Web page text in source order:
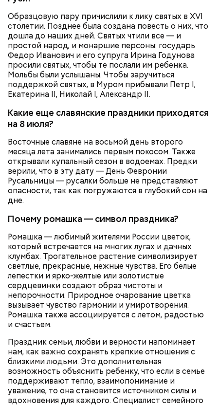
Образцовую пару причислили к лику святых в XVI
столетии. Позднее была создана повесть о них, что
дошла до наших дней. Святых чтили все — и
простой народ, и монаршие персоны: государь
Федор Иванович и его супруга Ирина Годунова
просили святых, чтобы те послали им ребенка.
Мольбы были услышаны. Чтобы заручиться
поддержкой святых, в Муром прибывали Петр I,
Екатерина II, Николай I, Александр II.
Какие еще славянские праздники приходятся
на 8 июля?
Восточные славяне на восьмой день второго
месяца лета занимались первым покосом. Также
открывали купальный сезон в водоемах. Предки
верили, что в эту дату — День Февронии
Русальницы — русалки больше не представляют
опасности, так как погружаются в глубокий сон на
дне.
Почему ромашка — символ праздника?
Ромашка — любимый жителями России цветок,
который встречается на многих лугах и дачных
клумбах. Трогательное растение символизирует
светлые, прекрасные, нежные чувства. Его белые
лепестки и ярко-желтые или золотистые
сердцевинки создают образ чистоты и
непорочности. Природное очарование цветка
вызывает чувство гармонии и умиротворения.
Ромашка также ассоциируется с летом, радостью
и счастьем.
Праздник семьи, любви и верности напоминает
нам, как важно сохранять крепкие отношения с
близкими людьми. Это дополнительная
возможность объяснить ребенку, что если в семье
поддерживают тепло, взаимопонимание и
уважение, то она становится источником силы и
вдохновения для каждого. Специалист семейного
Поляков предупредил: не стоит собирать грибы у
обочин дорог или рядом с промышленными
предприятиями, так как они могут накапливать в
себе токсические вещества.
воспаление: диетолог Писарева
— Лисички можно употреблять в различном виде:
жареном, вареном, тушеном, сушеном и соленом.
Однако с точки зрения пользы лучше отдать
предпочтение маринованным, соленым и тушеным
вариациям, — посоветовал эндокринолог.
А в лесах Шатурского округа Московской области
грибники все чаще стали находить мутинус
Равенеля. Это гриб, который также известен как
сморчок вонючий или веселка вонючая. Мутинус
Равенеля завезли в Евразию из Северной Америки,
и в последние годы он стал все чаще встречаться в
средней полосе России.Не опасен ли он и можно
рядом, «Вечерней Москве» рассказал эксперт по
грибам Дмитрий Тихомиров.
«Новым рекордам — быть»: как
активность Эль-Ниньо может
отразиться на предстоящем лете
в России
По его словам, молния может распасться, улететь
или просто погаснуть. Однако есть риск, что она
может и взорваться.
— Заранее предсказать, как объект себя поведет,
невозможно. Если допустить резкое движение,
тот будет следовать за ним до тех пор, пока не
угаснет, — объяснил Бычков. — Но чаще всего они
у них кончается и они затухают.
Одним из запоминающихся событий того периода
для Макеева стал футбольный матч между
киевским «Динамо» и мадридским «Атлетико»,
— Электричества нет. Но есть электростанция. И
секретарь партийной организации сжалился и
выделил нам цветной телевизор. И мы вечером
смогли посмотреть матч, — вспоминает он.
Вернулся Макеев в Киев в ночь с 3 на 4 мая. По его
словам, ему казалось, что он вернулся домой с